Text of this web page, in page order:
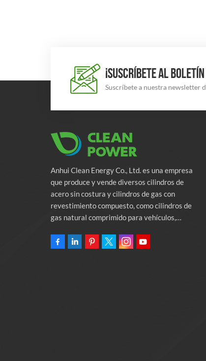
¡SUSCRÍBETE AL
Suscríbete a nuestra newsletter
Anhui Clean Energy Co., Ltd. es una empresa
que produce y vende diversos cilindros de
acero sin costura y cilindros de gas con
revestimiento compuesto, como cilindros de
gas natural comprimido para vehículos,
incendios. La empresa se compromete a